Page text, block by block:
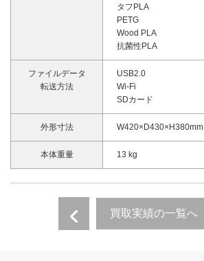
タフPLA
PETG
Wood PLA
抗菌性PLA
ファイルデータ
転送方法
USB2.0
Wi-Fi
SDカード
外形寸法 W420×D430×H380mm
本体重量 13 kg
買取実績の一覧へ